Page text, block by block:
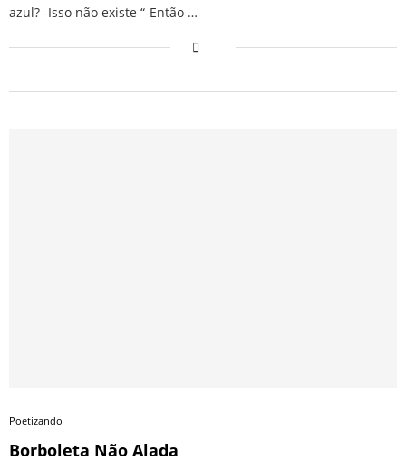
azul? -Isso não existe “-Então …
Poetizando
Borboleta Não Alada